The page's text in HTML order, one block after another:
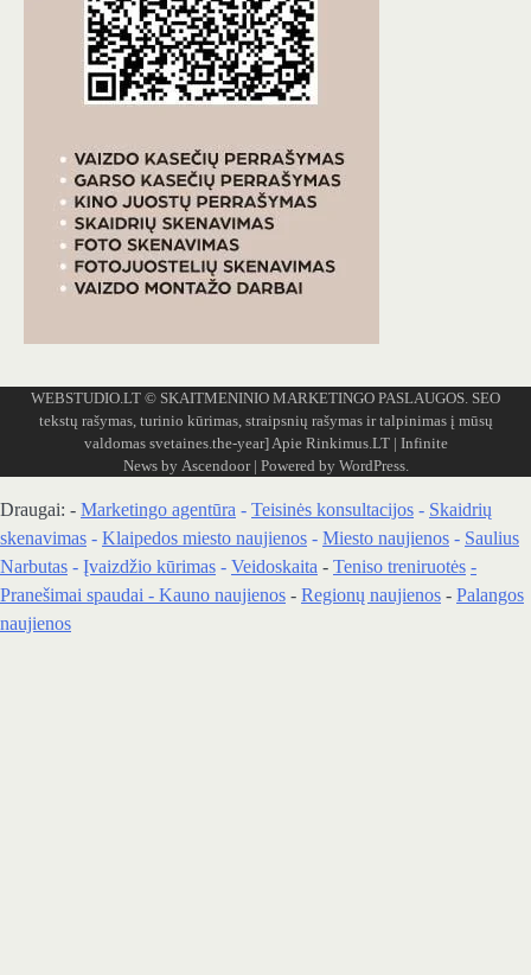
WEBSTUDIO.LT © SKAITMENINIO MARKETINGO PASLAUGOS. SEO
tekstų rašymas, turinio kūrimas, straipsnių rašymas ir talpinimas į mūsų
valdomas svetaines.the-year] Apie Rinkimus.LT| Infinite
News by Ascendoor| Powered by WordPress.
Draugai: - Marketingo agentūra - Teisinės konsultacijos - Skaidrių
skenavimas - Klaipedos miesto naujienos - Miesto naujienos - Saulius
Narbutas - Įvaizdžio kūrimas - Veidoskaita - Teniso treniruotės -
Pranešimai spaudai - Kauno naujienos - Regionų naujienos - Palangos
naujienos